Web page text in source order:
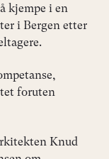
kjempe i en
i Bergen etter
foruten
Knud